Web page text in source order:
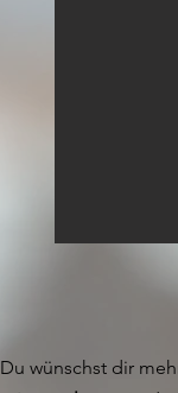
Du wünschst dir